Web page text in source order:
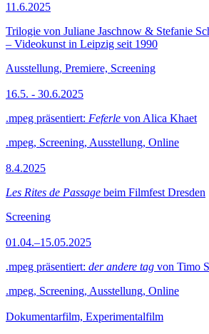
11.6.2025
Trilogie von Juliane Jaschnow & Stefanie
– Videokunst in Leipzig seit 1990
Ausstellung, Premiere, Screening
16.5. - 30.6.2025
.mpeg präsentiert: Feferle von Alica Khaet
.mpeg, Screening, Ausstellung, Online
8.4.2025
Les Rites de Passage beim Filmfest Dresden
Screening
01.04.–15.05.2025
.mpeg präsentiert: der andere tag von Timo
.mpeg, Screening, Ausstellung, Online
Dokumentarfilm, Experimentalfilm